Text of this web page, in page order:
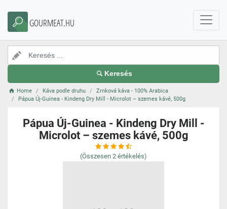
GOURMEAT.HU
Keresés
Home Káva podle druhu
Zrnková káva - 100% Arabica
Pápua Új-Guinea - Kindeng Dry Mill - Microlot – szemes kávé, 500g
Pápua Új-Guinea - Kindeng Dry Mill -
Microlot – szemes kávé, 500g
(Összesen 2 értékelés)